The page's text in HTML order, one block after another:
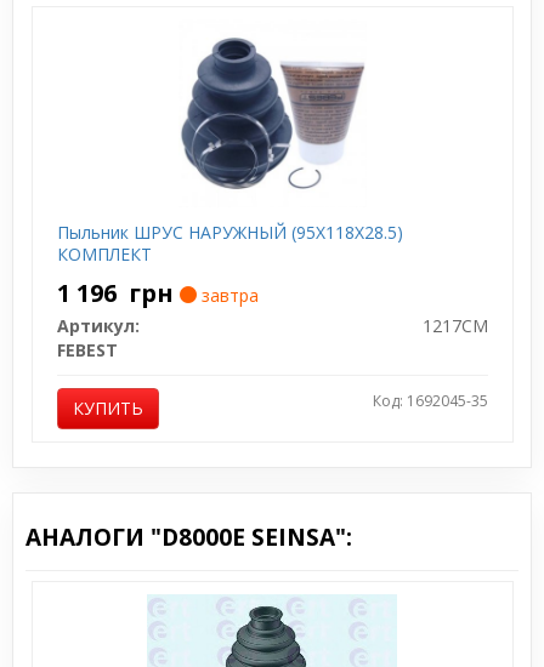
Пыльник ШРУС НАРУЖНЫЙ (95X118X28.5)
КОМПЛЕКТ
1 196 грн
завтра
Артикул:
1217CM
FEBEST
КУПИТЬ Код: 1692045-35
АНАЛОГИ "D8000E SEINSA":